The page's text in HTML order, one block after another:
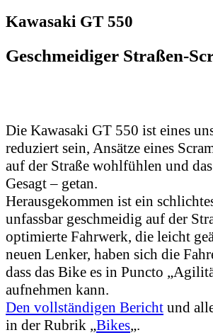
Kawasaki GT 550
Geschmeidiger Straßen-
Die Kawasaki GT 550 ist eines
reduziert sein, Ansätze eines
auf der Straße wohlfühlen und
Gesagt – getan.
Herausgekommen ist ein
unfassbar geschmeidig auf der
optimierte Fahrwerk, die leicht
neuen Lenker, haben sich die
dass das Bike es in Puncto
aufnehmen kann.
Den vollständigen Bericht und
in der Rubrik „Bikes„.